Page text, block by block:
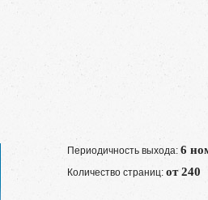
Периодичность выхода: 6
Количество страниц: от 240